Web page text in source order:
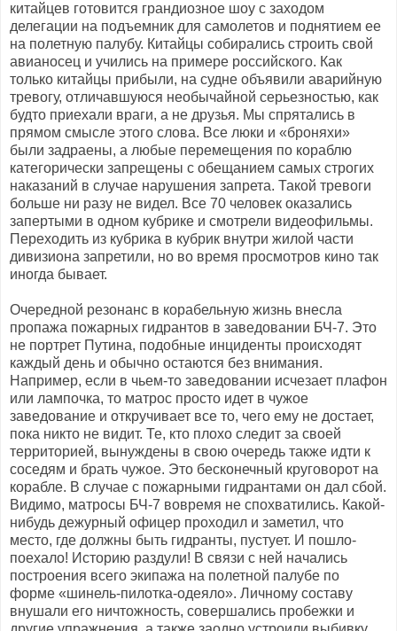
китайцев готовится грандиозное шоу с заходом
делегации на подъемник для самолетов и поднятием ее
на полетную палубу. Китайцы собирались строить свой
авианосец и учились на примере российского. Как
только китайцы прибыли, на судне объявили аварийную
тревогу, отличавшуюся необычайной серьезностью, как
будто приехали враги, а не друзья. Мы спрятались в
прямом смысле этого слова. Все люки и «броняхи»
были задраены, а любые перемещения по кораблю
категорически запрещены с обещанием самых строгих
наказаний в случае нарушения запрета. Такой тревоги
больше ни разу не видел. Все 70 человек оказались
запертыми в одном кубрике и смотрели видеофильмы.
Переходить из кубрика в кубрик внутри жилой части
дивизиона запретили, но во время просмотров кино так
иногда бывает.
Очередной резонанс в корабельную жизнь внесла
пропажа пожарных гидрантов в заведовании БЧ-7. Это
не портрет Путина, подобные инциденты происходят
каждый день и обычно остаются без внимания.
Например, если в чьем-то заведовании исчезает плафон
или лампочка, то матрос просто идет в чужое
заведование и откручивает все то, чего ему не достает,
пока никто не видит. Те, кто плохо следит за своей
территорией, вынуждены в свою очередь также идти к
соседям и брать чужое. Это бесконечный круговорот на
корабле. В случае с пожарными гидрантами он дал сбой.
Видимо, матросы БЧ-7 вовремя не спохватились. Какой-
нибудь дежурный офицер проходил и заметил, что
место, где должны быть гидранты, пустует. И пошло-
поехало! Историю раздули! В связи с ней начались
построения всего экипажа на полетной палубе по
форме «шинель-пилотка-одеяло». Личному составу
внушали его ничтожность, совершались пробежки и